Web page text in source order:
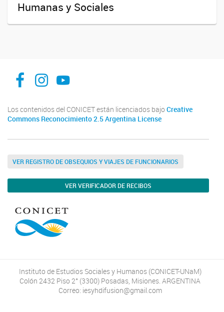
Humanas y Sociales
Instituto de Estudios Sociales y Humanos -IESyH-
iesyhInstituto de Estudios Sociales y Humanos IESyH
Los contenidos del CONICET están licenciados bajo Creative
Commons Reconocimiento 2.5 Argentina License
VER REGISTRO DE OBSEQUIOS Y VIAJES DE FUNCIONARIOS
VER VERIFICADOR DE RECIBOS
Instituto de Estudios Sociales y Humanos (CONICET-UNaM)
Colón 2432 Piso 2° (3300) Posadas, Misiones. ARGENTINA
Correo: iesyhdifusion@gmail.com